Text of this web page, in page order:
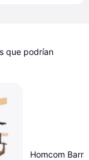
que podrían
Homcom